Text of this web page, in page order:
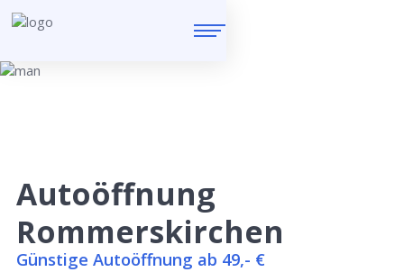
Autoöffnung
Rommerskirchen
Günstige Autoöffnung ab 49,- €